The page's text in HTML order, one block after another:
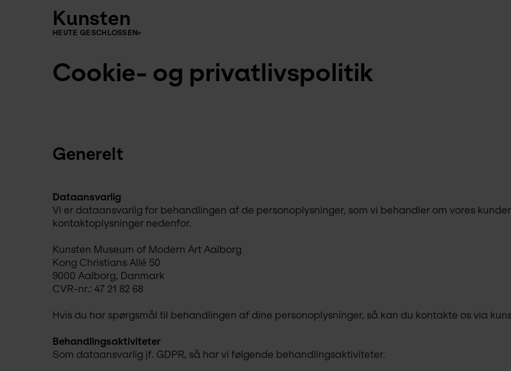
Kunsten
HEUTE GESCHLOSSEN
Cookie- og privatlivspolitik
Generelt
Dataansvarlig
Vi er dataansvarlig for behandlingen af de personoplysninger, som vi behandler om vores
kontaktoplysninger nedenfor.
Kunsten Museum of Modern Art Aalborg
Kong Christians Allé 50
9000 Aalborg, Danmark
CVR-nr.: 47 21 82 68
Hvis du har spørgsmål til behandlingen af dine personoplysninger, så kan du kontakte os via
Behandlingsaktiviteter
Som dataansvarlig jf. GDPR, så har vi følgende behandlingsaktiviteter.